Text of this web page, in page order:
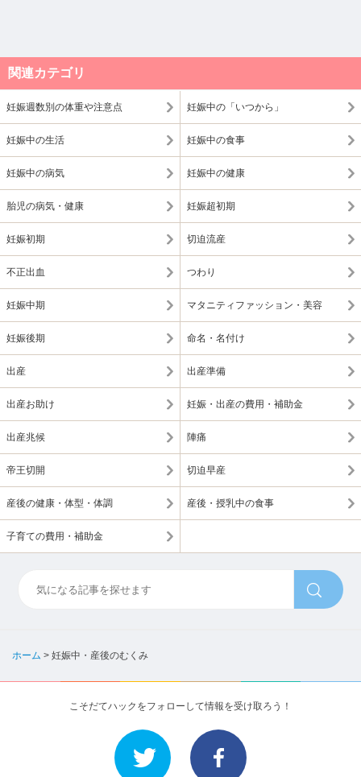
関連カテゴリ
妊娠週数別の体重や注意点 妊娠中の「いつから」
妊娠中の生活 妊娠中の食事
妊娠中の病気 妊娠中の健康
胎児の病気・健康 妊娠超初期
妊娠初期 切迫流産
不正出血 つわり
妊娠中期 マタニティファッション・美容
妊娠後期 命名・名付け
出産 出産準備
出産お助け 妊娠・出産の費用・補助金
出産兆候 陣痛
帝王切開 切迫早産
産後の健康・体型・体調 産後・授乳中の食事
子育ての費用・補助金
ホーム > 妊娠中・産後のむくみ
こそだてハックをフォローして情報を受け取ろう！